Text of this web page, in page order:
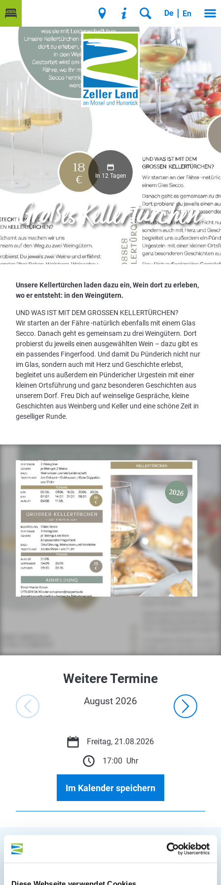
De En
In 12 Tagen
Großes Kellertürchen
Unsere Kellertürchen laden dazu ein, Wein dort zu erleben,
wo er entsteht: in den Weingütern.
UND WAS IST MIT DEM GROSSEN KELLERTÜRCHEN?
Wir starten an der Fähre -natürlich ebenfalls mit einem Glas
Secco. Danach geht es gemeinsam zu drei Weingütern. Dort
probierst du jeweils einen ausgewählten Wein – dazu gibt es
ein passendes Fingerfood. Und damit Du Pünderich nicht nur
im Glas, sondern auch mit Herz und Geschichte erlebst,
begleitet uns außerdem ein Pündericher Urgestein mit einer
kleinen Ortsführung und ganz besonderen Geschichten aus
unserem Dorf. Freu Dich auf weinselige Gespräche, kleine
Geschichten aus Weinberg und Keller und eine schöne Zeit in
geselliger Runde.
Weitere Termine
August 2026
Freitag, 21.08.2026
17:00 Uhr
Im Kalender speichern
Auf der Karte